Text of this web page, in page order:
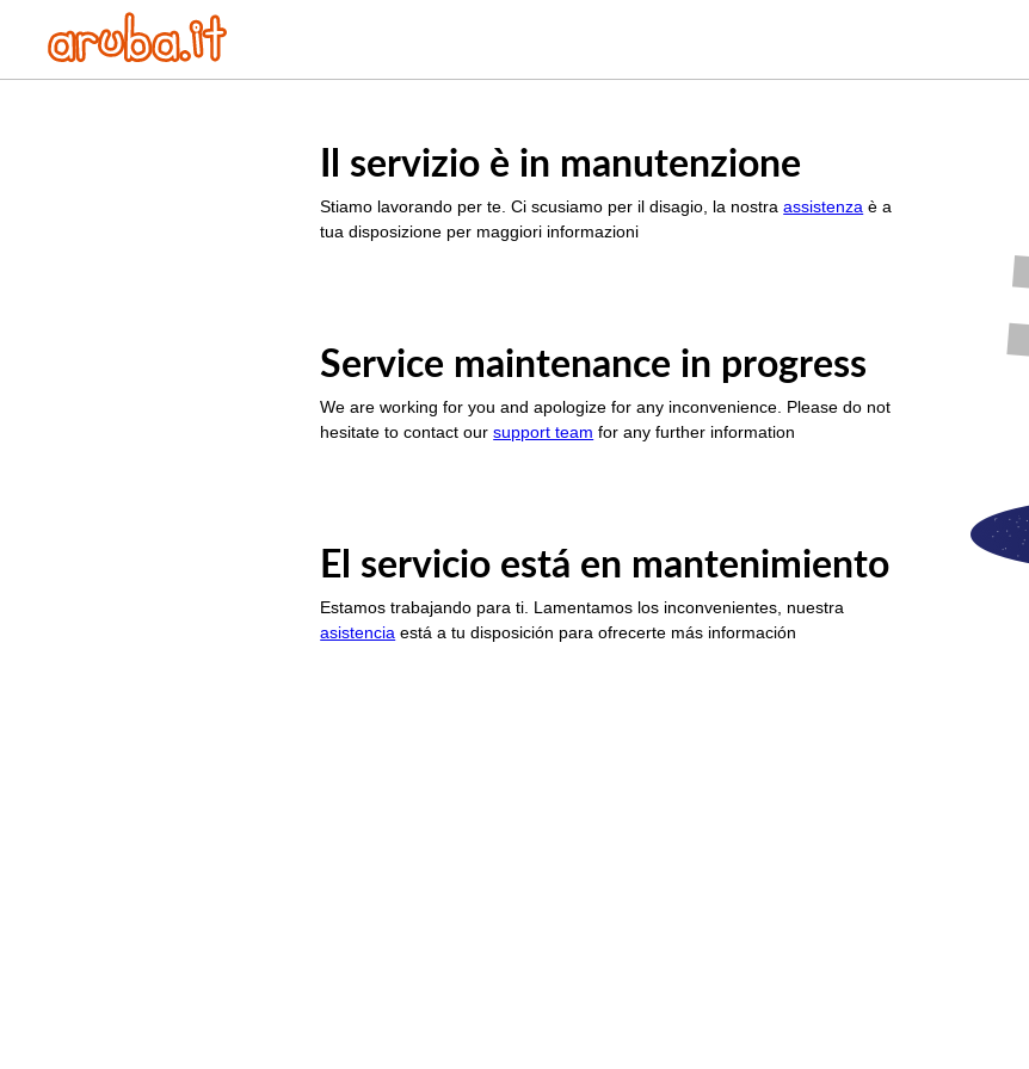
Il servizio è in manutenzione
Stiamo lavorando per te. Ci scusiamo per il disagio, la nostraassistenza è a
tua disposizione per maggiori informazioni
Service maintenance in progress
We are working for you and apologize for any inconvenience. Please do not
hesitate to contact oursupport team for any further information
El servicio está en mantenimiento
Estamos trabajando para ti. Lamentamos los inconvenientes, nuestra
asistencia está a tu disposición para ofrecerte más información